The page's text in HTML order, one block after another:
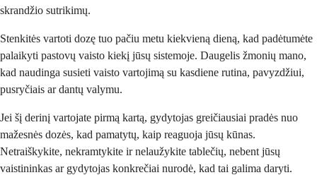
skrandžio sutrikimų.
Stenkitės vartoti dozę tuo pačiu metu kiekvieną dieną, kad padėtumėte
palaikyti pastovų vaisto kiekį jūsų sistemoje. Daugelis žmonių mano,
kad naudinga susieti vaisto vartojimą su kasdiene rutina, pavyzdžiui,
pusryčiais ar dantų valymu.
Jei šį derinį vartojate pirmą kartą, gydytojas greičiausiai pradės nuo
mažesnės dozės, kad pamatytų, kaip reaguoja jūsų kūnas.
Netraiškykite, nekramtykite ir nelaužykite tablečių, nebent jūsų
vaistininkas ar gydytojas konkrečiai nurodė, kad tai galima daryti.